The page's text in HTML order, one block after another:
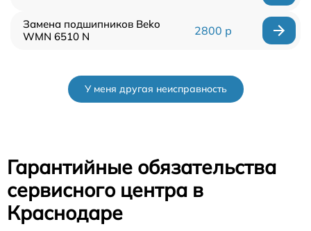
Замена подшипников Beko
WMN 6510 N
2800 р
У меня другая неисправность
Гарантийные обязательства
сервисного центра в
Краснодаре